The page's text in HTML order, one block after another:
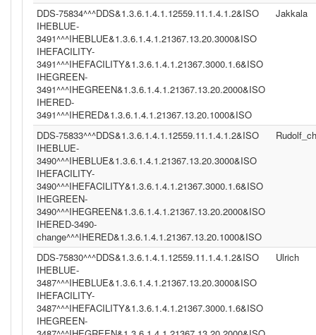
DDS-75834^^^DDS&1.3.6.1.4.1.12559.11.1.4.1.2&ISO
IHEBLUE-
3491^^^IHEBLUE&1.3.6.1.4.1.21367.13.20.3000&ISO
IHEFACILITY-
3491^^^IHEFACILITY&1.3.6.1.4.1.21367.3000.1.6&ISO
IHEGREEN-
3491^^^IHEGREEN&1.3.6.1.4.1.21367.13.20.2000&ISO
IHERED-
3491^^^IHERED&1.3.6.1.4.1.21367.13.20.1000&ISO
Jakkala
DDS-75833^^^DDS&1.3.6.1.4.1.12559.11.1.4.1.2&ISO
IHEBLUE-
3490^^^IHEBLUE&1.3.6.1.4.1.21367.13.20.3000&ISO
IHEFACILITY-
3490^^^IHEFACILITY&1.3.6.1.4.1.21367.3000.1.6&ISO
IHEGREEN-
3490^^^IHEGREEN&1.3.6.1.4.1.21367.13.20.2000&ISO
IHERED-3490-
change^^^IHERED&1.3.6.1.4.1.21367.13.20.1000&ISO
DDS-75830^^^DDS&1.3.6.1.4.1.12559.11.1.4.1.2&ISO
IHEBLUE-
3487^^^IHEBLUE&1.3.6.1.4.1.21367.13.20.3000&ISO
IHEFACILITY-
3487^^^IHEFACILITY&1.3.6.1.4.1.21367.3000.1.6&ISO
IHEGREEN-
Ulrich